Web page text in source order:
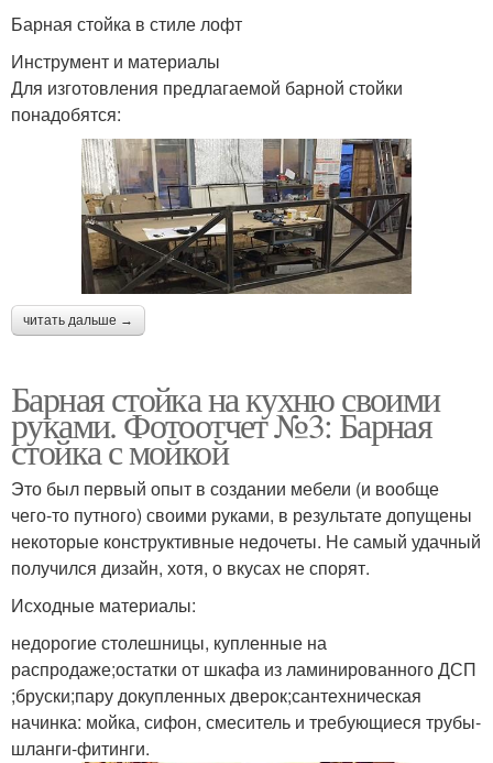
Барная стойка в стиле лофт
Инструмент и материалы
Для изготовления предлагаемой барной стойки
понадобятся:
читать дальше →
Барная стойка на кухню своими
руками. Фотоотчет №3: Барная
стойка с мойкой
Это был первый опыт в создании мебели (и вообще
чего-то путного) своими руками, в результате допущены
некоторые конструктивные недочеты. Не самый удачный
получился дизайн, хотя, о вкусах не спорят.
Исходные материалы:
недорогие столешницы, купленные на
распродаже;остатки от шкафа из ламинированного ДСП
;бруски;пару докупленных дверок;сантехническая
начинка: мойка, сифон, смеситель и требующиеся трубы-
шланги-фитинги.